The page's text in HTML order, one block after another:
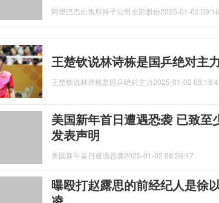
阿里巴巴出售所持子公司全部股份2025-01-02
王楚钦说林诗栋是国乒绝对主
王楚钦说林诗栋是国乒绝对主力2025-01-02
美国新年首日遭遇恐袭 已致至
发表声明
美国新年首日遭遇恐袭2025-01-02 08:26:47
曝殴打赵露思的前经纪人是徐